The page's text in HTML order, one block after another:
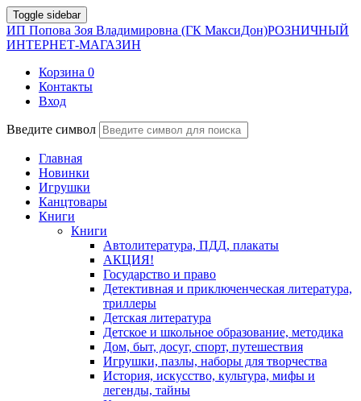
Toggle sidebar
ИП Попова Зоя Владимировна (ГК МаксиДон)РОЗНИЧНЫЙ
ИНТЕРНЕТ-МАГАЗИН
Корзина 0
Контакты
Вход
Введите символ
Главная
Новинки
Игрушки
Канцтовары
Книги
Книги
Автолитература, ПДД, плакаты
АКЦИЯ!
Государство и право
Детективная и приключенческая литература,
триллеры
Детская литература
Детское и школьное образование, методика
Дом, быт, досуг, спорт, путешествия
Игрушки, пазлы, наборы для творчества
История, искусство, культура, мифы и
легенды, тайны